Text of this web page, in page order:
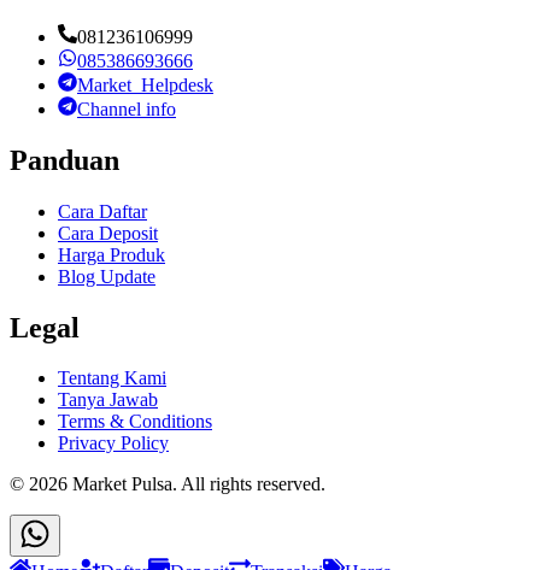
081236106999
085386693666
Market_Helpdesk
Channel info
Panduan
Cara Daftar
Cara Deposit
Harga Produk
Blog Update
Legal
Tentang Kami
Tanya Jawab
Terms & Conditions
Privacy Policy
© 2026 Market Pulsa. All rights reserved.